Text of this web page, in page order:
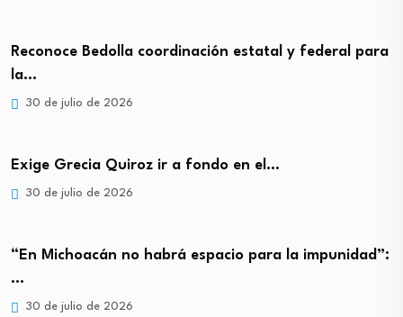
Reconoce Bedolla coordinación estatal y federal para
la…
30 de julio de 2026
Exige Grecia Quiroz ir a fondo en el…
30 de julio de 2026
“En Michoacán no habrá espacio para la impunidad”:
…
30 de julio de 2026